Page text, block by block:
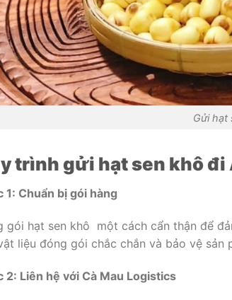
Gửi hạt
trình gửi hạt sen khô
1: Chuẩn bị gói hàng
gói hạt sen khô một cách cẩn thận để
liệu đóng gói chắc chắn và bảo vệ sản
2: Liên hệ với Cà Mau Logistics